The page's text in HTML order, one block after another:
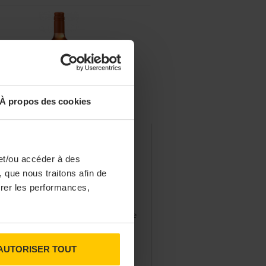
À propos des cookies
ou accéder à des
nous traitons afin de
les performances,
TOUT
un apéritif à base
vin signé Rhonéa
viticole de la Vallée du
à partir de vins issus du cépage
petits grains.
2026